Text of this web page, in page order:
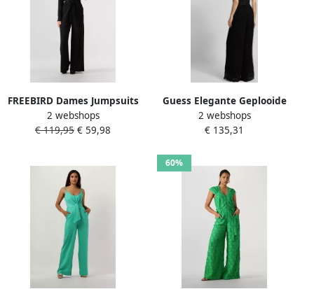
te vinden die bij jou past.
FREEBIRD Dames Jumpsuits
Vasili Ls Zwart
2 webshops
€ 119,95 € 59,98
Guess Elegante Geplooide
Jumpsuit Lente Zomer
Collectie Black Dames
2 webshops
€ 135,31
60%